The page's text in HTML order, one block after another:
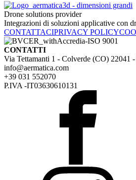
Drone solutions provider
Integrazioni di soluzioni applicative con
CONTATTACIPRIVACY POLICY
CONTATTI
Via Tettamanti 1 - Colverde (CO) 22041
info@aermatica.com
+39 031 552070
P.IVA -IT03630610131